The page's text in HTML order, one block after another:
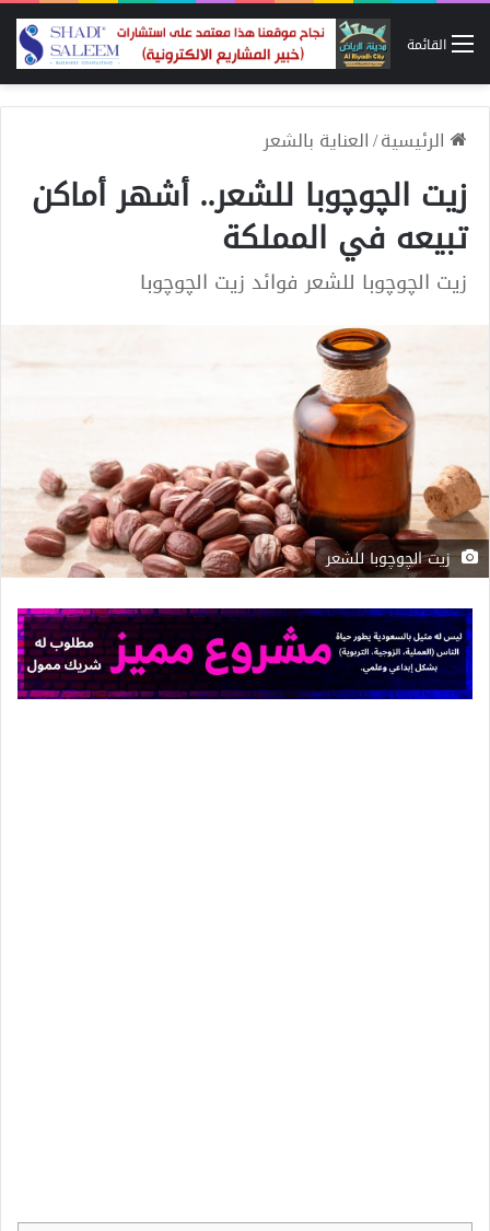
القائمة
الرئيسية/العناية بالشعر
زيت الچوچوبا للشعر.. أشهر أماكن
تبيعه في المملكة
زيت الچوچوبا للشعر فوائد زيت الچوچوبا
زيت الچوچوبا للشعر